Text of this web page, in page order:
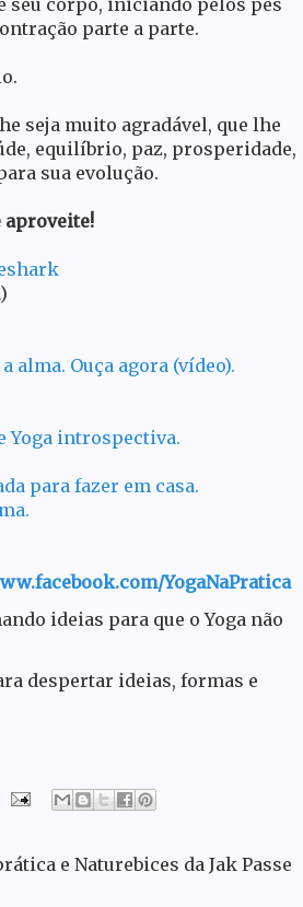
seu corpo, iniciando pelos pés
parte a parte.
seja muito agradável, que lhe
equilíbrio, paz, prosperidade,
sua evolução.
aproveite!
alma. Ouça agora (vídeo).
Yoga introspectiva.
para fazer em casa.
YogaNaPratica
ideias para que o Yoga não
despertar ideias, formas e
e Naturebices da Jak Passe